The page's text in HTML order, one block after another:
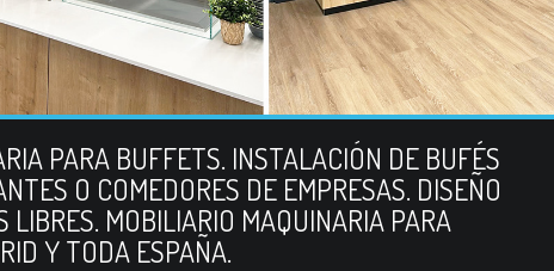
PARA BUFFETS. INSTALACIÓN DE BUFÉS
O COMEDORES DE EMPRESAS. DISEÑO
MOBILIARIO MAQUINARIA PARA
Y TODA ESPAÑA.